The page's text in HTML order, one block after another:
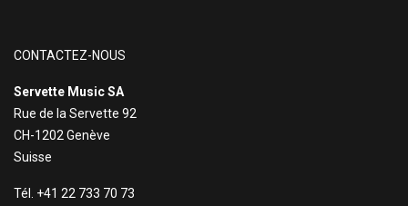
CONTACTEZ-NOUS
Servette Music SA
Rue de la Servette 92
CH-1202 Genève
Suisse
Tél. +41 22 733 70 73